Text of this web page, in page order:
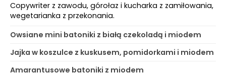
Copywriter z zawodu, górołaz i kucharka z zamiłowania,
wegetarianka z przekonania.
Owsiane mini batoniki z białą czekoladą i miodem
Jajka w koszulce z kuskusem, pomidorkami i miodem
Amarantusowe batoniki z miodem